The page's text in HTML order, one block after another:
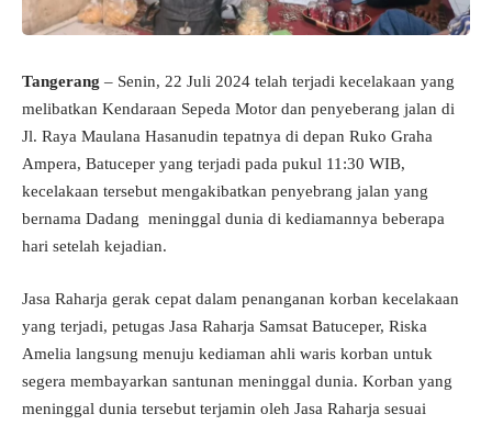
Tangerang – Senin, 22 Juli 2024 telah terjadi kecelakaan yang
melibatkan Kendaraan Sepeda Motor dan penyeberang jalan di
Jl. Raya Maulana Hasanudin tepatnya di depan Ruko Graha
Ampera, Batuceper yang terjadi pada pukul 11:30 WIB,
kecelakaan tersebut mengakibatkan penyebrang jalan yang
bernama Dadang meninggal dunia di kediamannya beberapa
hari setelah kejadian.
Jasa Raharja gerak cepat dalam penanganan korban kecelakaan
yang terjadi, petugas Jasa Raharja Samsat Batuceper, Riska
Amelia langsung menuju kediaman ahli waris korban untuk
segera membayarkan santunan meninggal dunia. Korban yang
meninggal dunia tersebut terjamin oleh Jasa Raharja sesuai